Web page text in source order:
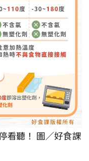
看聽！ 圖／好食課